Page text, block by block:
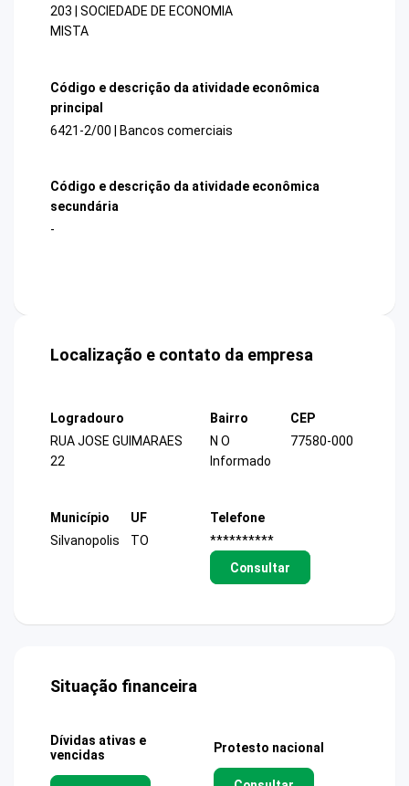
203 | SOCIEDADE DE ECONOMIA
MISTA
Código e descrição da atividade econômica
principal
6421-2/00 | Bancos comerciais
Código e descrição da atividade econômica
secundária
-
Localização e contato da empresa
Logradouro
RUA JOSE GUIMARAES
22
Bairro
N O
Informado
CEP
77580-000
Município
Silvanopolis
UF
TO
Telefone
**********
Consultar
Situação financeira
Dívidas ativas e
vencidas
Protesto nacional